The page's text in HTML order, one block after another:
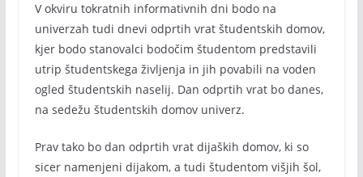
V okviru tokratnih informativnih dni bodo na
univerzah tudi dnevi odprtih vrat študentskih domov,
kjer bodo stanovalci bodočim študentom predstavili
utrip študentskega življenja in jih povabili na voden
ogled študentskih naselij. Dan odprtih vrat bo danes,
na sedežu študentskih domov univerz.
Prav tako bo dan odprtih vrat dijaških domov, ki so
sicer namenjeni dijakom, a tudi študentom višjih šol,